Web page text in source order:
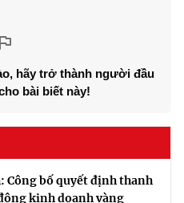
hãy trở thành người đầu
bài biết này!
Công bố quyết định thanh
kinh doanh vàng